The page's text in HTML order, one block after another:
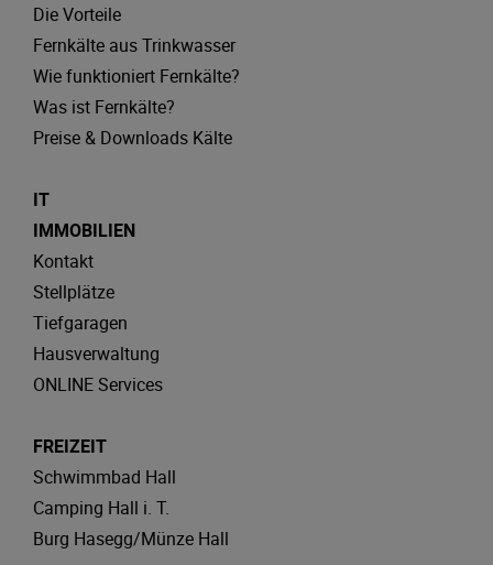
Die Vorteile
Fernkälte aus Trinkwasser
Wie funktioniert Fernkälte?
Was ist Fernkälte?
Preise & Downloads Kälte
IT
IMMOBILIEN
Kontakt
Stellplätze
Tiefgaragen
Hausverwaltung
ONLINE Services
FREIZEIT
Schwimmbad Hall
Camping Hall i. T.
Burg Hasegg/Münze Hall